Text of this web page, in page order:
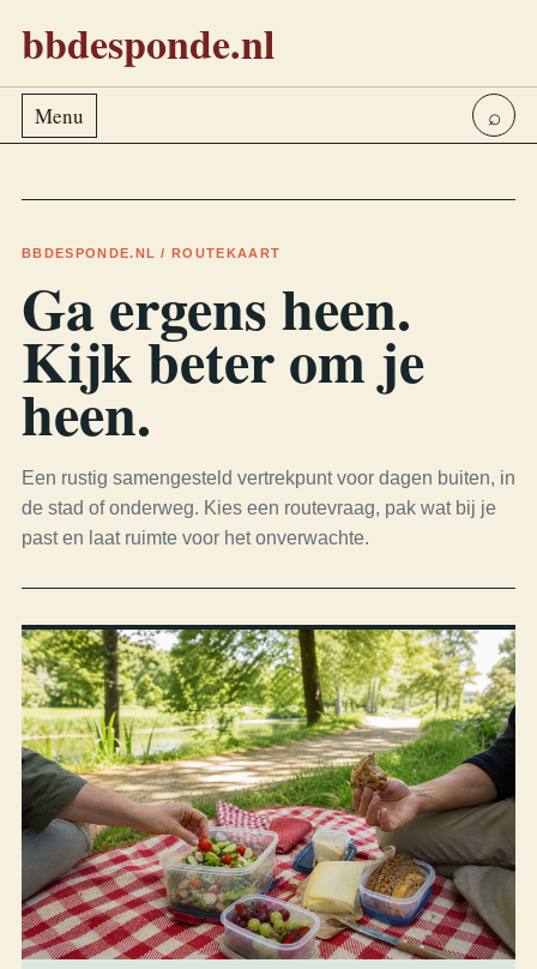
bbdesponde.nl
Menu ⌕
BBDESPONDE.NL / ROUTEKAART
Ga ergens heen.
Kijk beter om je
heen.
Een rustig samengesteld vertrekpunt voor dagen buiten, in
de stad of onderweg. Kies een routevraag, pak wat bij je
past en laat ruimte voor het onverwachte.